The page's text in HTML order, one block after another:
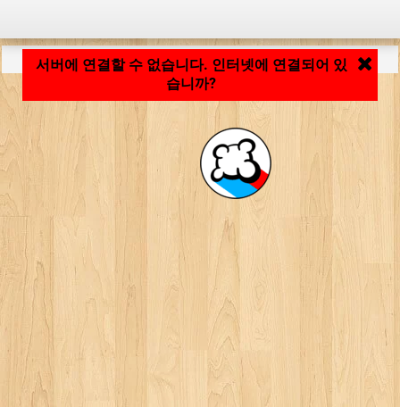
서버에 연결할 수 없습니다. 인터넷에 연결되어 있
습니까?
응용 프로그램 로딩 중... ...